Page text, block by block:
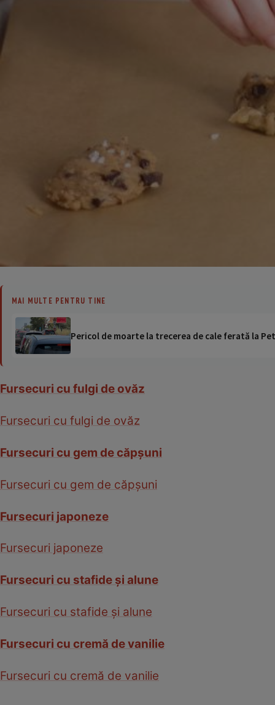
MAI MULTE PENTRU TINE
Pericol de moarte la trecerea de cale ferată la
Fursecuri cu fulgi de ovăz
Fursecuri cu fulgi de ovăz
Fursecuri cu gem de căpşuni
Fursecuri cu gem de căpşuni
Fursecuri japoneze
Fursecuri japoneze
Fursecuri cu stafide şi alune
Fursecuri cu stafide şi alune
Fursecuri cu cremă de vanilie
Fursecuri cu cremă de vanilie